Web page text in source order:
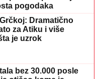
by Aklamator